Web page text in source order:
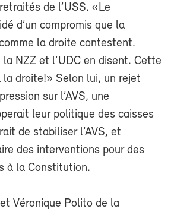
de l’USS. «Le
d’un compromis que la
la droite contestent.
la NZZ et l’UDC en disent. Cette
la droite!» Selon lui, un rejet
sur l’AVS, une
leur politique des caisses
de stabiliser l’AVS, et
des interventions pour des
à la Constitution.
Véronique Polito de la